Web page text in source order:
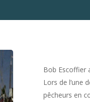
Bob Escoffier
Lors de l’une
pêcheurs en